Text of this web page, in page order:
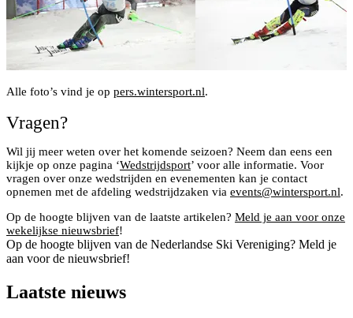
Alle foto’s vind je op pers.wintersport.nl.
Vragen?
Wil jij meer weten over het komende seizoen? Neem dan eens een
kijkje op onze pagina ‘Wedstrijdsport’ voor alle informatie. Voor
vragen over onze wedstrijden en evenementen kan je contact
opnemen met de afdeling wedstrijdzaken via events@wintersport.nl.
Op de hoogte blijven van de laatste artikelen? Meld je aan voor onze
wekelijkse nieuwsbrief!
Op de hoogte blijven van de Nederlandse Ski Vereniging? Meld je
aan voor de nieuwsbrief!
Laatste nieuws